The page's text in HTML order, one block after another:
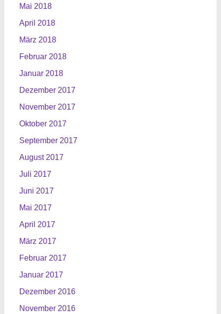
Mai 2018
April 2018
März 2018
Februar 2018
Januar 2018
Dezember 2017
November 2017
Oktober 2017
September 2017
August 2017
Juli 2017
Juni 2017
Mai 2017
April 2017
März 2017
Februar 2017
Januar 2017
Dezember 2016
November 2016